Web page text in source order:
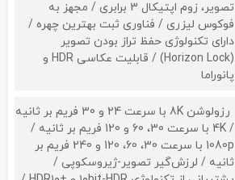
تصویر، زوم اپتیکال 3 برابری / مجهز به
فوکوس لیزری / فناوری ثبت بهترین چهره /
دارای تکنولوژی حفظ تراز بودن تصویر
(Horizon Lock) / قابلیت عکاسی HDR و
پانوراما
رزولوشن 8K با سرعت 24 و 30 فریم بر ثانیه
/ 4K با سرعت 30، 60 و 120 فریم بر ثانیه /
1080p با سرعت 30، 60، 120 و 240 فریم بر
ثانیه / لرزش‌گیر تصویر-ژیروسکوپی /